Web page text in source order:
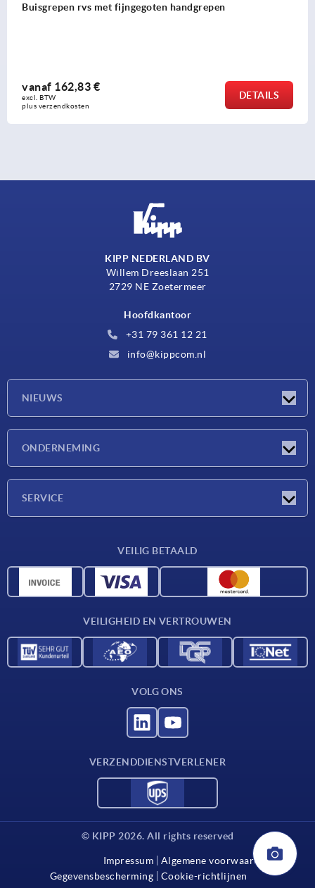
Buisgrepen rvs met fijngegoten handgrepen
vanaf 162,83 €
excl. BTW
plus verzendkosten
DETAILS
KIPP NEDERLAND BV
Willem Dreeslaan 251
2729 NE Zoetermeer
Hoofdkantoor
+31 79 361 12 21
info@kippcom.nl
NIEUWS
ONDERNEMING
SERVICE
CAD-gegevens
VEILIG BETAALD
VEILIGHEID EN VERTROUWEN
VOLG ONS
VERZENDDIENSTVERLENER
© KIPP 2026. All rights reserved
Impressum
Algemene voorwaarden
Gegevensbescherming
Cookie-richtlijnen